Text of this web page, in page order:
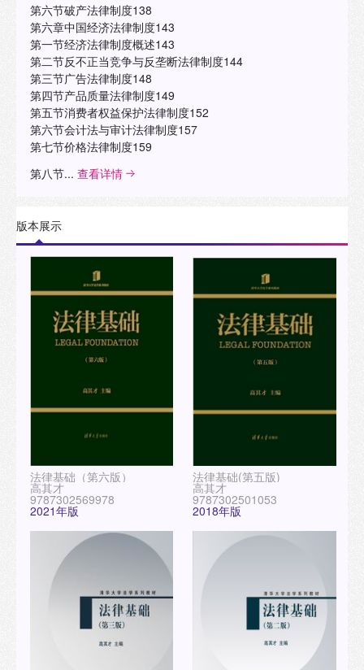
第六节破产法律制度138
第六章中国经济法律制度143
第一节经济法律制度概述143
第二节反不正当竞争与反垄断法律制度144
第三节广告法律制度148
第四节产品质量法律制度149
第五节消费者权益保护法律制度152
第六节会计法与审计法律制度157
第七节价格法律制度159
第八节... 查看详情
版本展示
法律基础（第六版）
高其才
9787302569978
2021年版
法律基础(第五版)
高其才
9787302501053
2018年版